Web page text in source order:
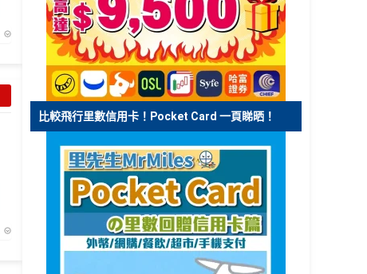
比較飛行里數信用卡！Pocket Card 一頁睇晒！